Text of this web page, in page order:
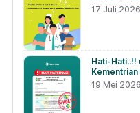
17 Juli 2026
Hati-Hati..!!
Kementrian
19 Mei 2026